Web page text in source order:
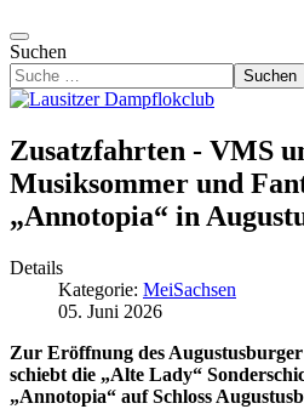
Suchen
Suchen
Zusatzfahrten - VMS
Musiksommer und
„Annotopia“ in
Details
Kategorie: MeiSachsen
05. Juni 2026
Zur Eröffnung des
schiebt die „Alte Lady“
„Annotopia“ auf Schloss